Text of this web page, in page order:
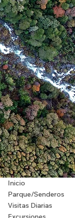
Inicio
Parque/Senderos
Visitas Diarias